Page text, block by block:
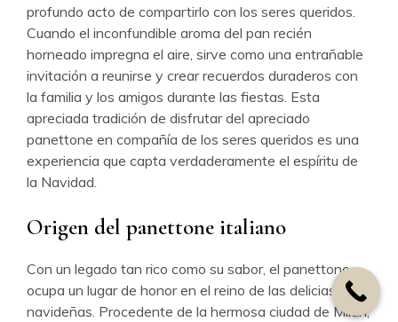
profundo acto de compartirlo con los seres queridos.
Cuando el inconfundible aroma del pan recién
horneado impregna el aire, sirve como una entrañable
invitación a reunirse y crear recuerdos duraderos con
la familia y los amigos durante las fiestas. Esta
apreciada tradición de disfrutar del apreciado
panettone en compañía de los seres queridos es una
experiencia que capta verdaderamente el espíritu de
la Navidad.
Origen del panettone italiano
Con un legado tan rico como su sabor, el panettone
ocupa un lugar de honor en el reino de las delicias
navideñas. Procedente de la hermosa ciudad de Milán,